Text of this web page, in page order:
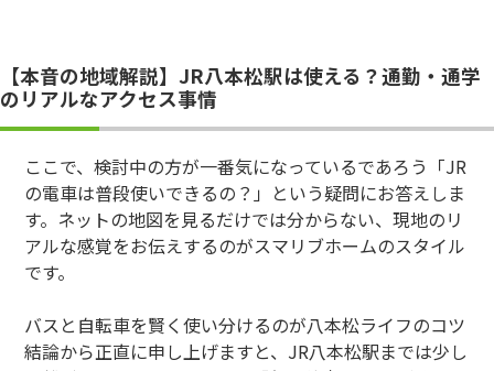
【本音の地域解説】JR八本松駅は使える？通勤・通学
のリアルなアクセス事情
ここで、検討中の方が一番気になっているであろう「JR
の電車は普段使いできるの？」という疑問にお答えしま
す。ネットの地図を見るだけでは分からない、現地のリ
アルな感覚をお伝えするのがスマリブホームのスタイル
です。
バスと自転車を賢く使い分けるのが八本松ライフのコツ
結論から正直に申し上げますと、JR八本松駅までは少し